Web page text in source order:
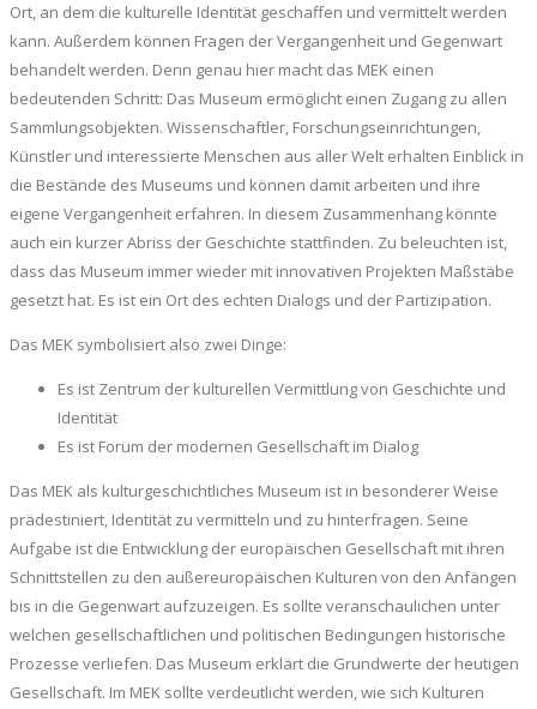
Ort, an dem die kulturelle Identität geschaffen und vermittelt werden
kann. Außerdem können Fragen der Vergangenheit und Gegenwart
behandelt werden. Denn genau hier macht das MEK einen
bedeutenden Schritt: Das Museum ermöglicht einen Zugang zu allen
Sammlungsobjekten. Wissenschaftler, Forschungseinrichtungen,
Künstler und interessierte Menschen aus aller Welt erhalten Einblick in
die Bestände des Museums und können damit arbeiten und ihre
eigene Vergangenheit erfahren. In diesem Zusammenhang könnte
auch ein kurzer Abriss der Geschichte stattfinden. Zu beleuchten ist,
dass das Museum immer wieder mit innovativen Projekten Maßstäbe
gesetzt hat. Es ist ein Ort des echten Dialogs und der Partizipation.
Das MEK symbolisiert also zwei Dinge:
Es ist Zentrum der kulturellen Vermittlung von Geschichte und
Identität
Es ist Forum der modernen Gesellschaft im Dialog
Das MEK als kulturgeschichtliches Museum ist in besonderer Weise
prädestiniert, Identität zu vermitteln und zu hinterfragen. Seine
Aufgabe ist die Entwicklung der europäischen Gesellschaft mit ihren
Schnittstellen zu den außereuropäischen Kulturen von den Anfängen
bis in die Gegenwart aufzuzeigen. Es sollte veranschaulichen unter
welchen gesellschaftlichen und politischen Bedingungen historische
Prozesse verliefen. Das Museum erklärt die Grundwerte der heutigen
Gesellschaft. Im MEK sollte verdeutlicht werden, wie sich Kulturen